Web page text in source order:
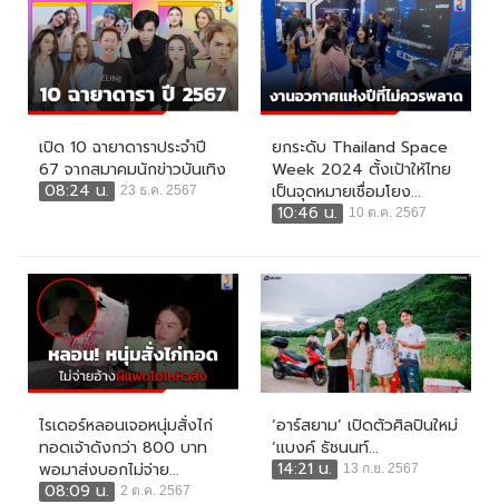
เปิด 10 ฉายาดาราประจำปี
67 จากสมาคมนักข่าวบันเทิง
08:24 น.
23 ธ.ค. 2567
ยกระดับ Thailand Space
Week 2024 ตั้งเป้าให้ไทย
เป็นจุดหมายเชื่อมโยง...
10:46 น.
10 ต.ค. 2567
ไรเดอร์หลอนเจอหนุ่มสั่งไก่
ทอดเจ้าดังกว่า 800 บาท
พอมาส่งบอกไม่จ่าย...
08:09 น.
2 ต.ค. 2567
‘อาร์สยาม’ เปิดตัวศิลปินใหม่
‘แบงค์ ธัชนนท์...
14:21 น.
13 ก.ย. 2567